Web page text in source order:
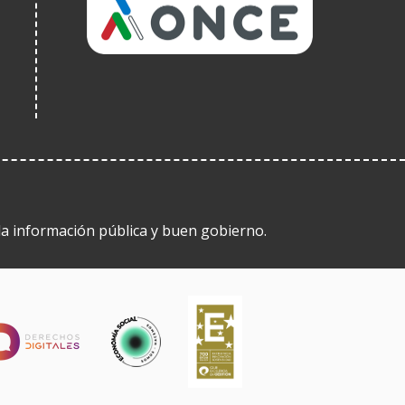
información pública y buen gobierno.